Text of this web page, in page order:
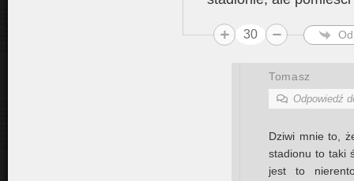
30
Tomasz
Odpowiedź
Dziwi mnie to,
stadionu to taki
jest to